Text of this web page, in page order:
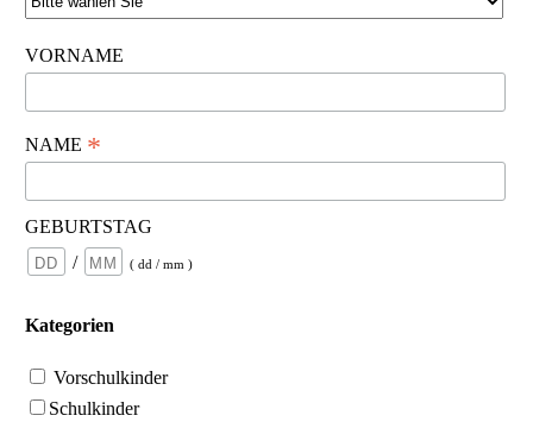
VORNAME
NAME *
GEBURTSTAG
/
( dd / mm )
Kategorien
Vorschulkinder
Schulkinder